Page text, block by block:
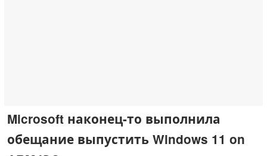
Microsoft наконец-то выполнила
обещание выпустить Windows 11 on